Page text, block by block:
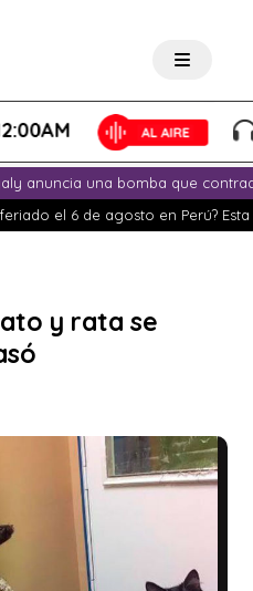
anuncia una bomba que
el 6 de agosto en Perú?
y rata se